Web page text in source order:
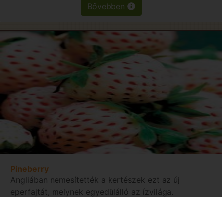
Bővebben
Pineberry
Angliában nemesítették a kertészek ezt az új
eperfajtát, melynek egyedülálló az ízvilága.